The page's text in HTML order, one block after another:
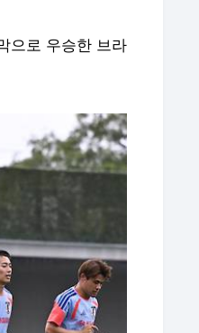
으로 우승한 브라